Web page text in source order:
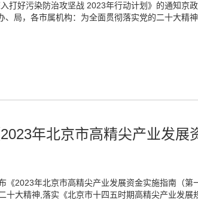
打好污染防治攻坚战 2023年行动计划》的通知京
、局，各市属机构：为全面贯彻落实党的二十大精
年北京市高精尖产业发展
《2023年北京市高精尖产业发展资金实施指南（第
大精神,落实《北京市十四五时期高精尖产业发展